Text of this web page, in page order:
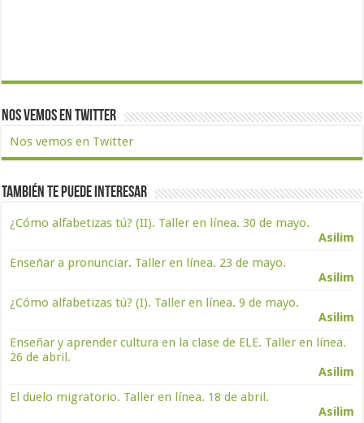
Nos vemos en Twitter
Nos vemos en Twitter
También te puede interesar
¿Cómo alfabetizas tú? (II). Taller en línea. 30 de mayo.
Asilim
Enseñar a pronunciar. Taller en línea. 23 de mayo.
Asilim
¿Cómo alfabetizas tú? (I). Taller en línea. 9 de mayo.
Asilim
Enseñar y aprender cultura en la clase de ELE. Taller en línea.
26 de abril.
Asilim
El duelo migratorio. Taller en línea. 18 de abril.
Asilim